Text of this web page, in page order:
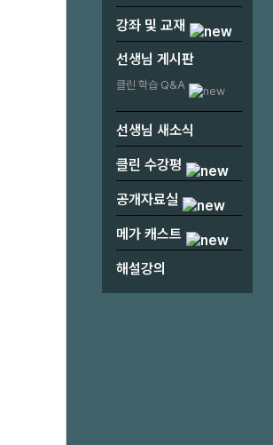
강좌 및 교재
선생님 게시판
클린 학습 Q&A
선생님 새소식
클린 수강평
공개자료실
메가 캐스트
해설강의